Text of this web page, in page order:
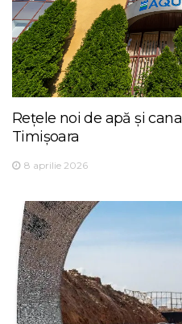
Rețele noi de apă și
Timișoara
8 aprilie 2026